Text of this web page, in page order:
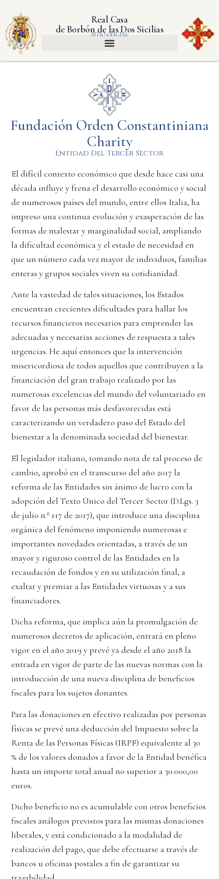
Real Casa
de Borbón de las Dos Sicilias
SITIO OFICIAL
Fundación Orden Constantiniana
Charity
Entidad Del Tercer Sector
El difícil contexto económico que desde hace casi una
década influye y frena el desarrollo económico y social
de numerosos países del mundo, entre ellos Italia, ha
impreso una continua evolución y exasperación de las
formas de malestar y marginalidad social, ampliando
la dificultad económica y el estado de necesidad en
que un número cada vez mayor de individuos, familias
enteras y grupos sociales viven su cotidianidad.
Ante la vastedad de tales situaciones, los Estados
encuentran crecientes dificultades para hallar los
recursos financieros necesarios para emprender las
adecuadas y necesarias acciones de respuesta a tales
urgencias. He aquí entonces que la intervención
misericordiosa de todos aquellos que contribuyen a la
financiación del gran trabajo realizado por las
numerosas excelencias del mundo del voluntariado en
favor de las personas más desfavorecidas está
caracterizando un verdadero paso del Estado del
bienestar a la denominada sociedad del bienestar.
El legislador italiano, tomando nota de tal proceso de
cambio, aprobó en el transcurso del año 2017 la
reforma de las Entidades sin ánimo de lucro con la
adopción del Texto Único del Tercer Sector (D.Lgs. 3
de julio n.º 117 de 2017), que introduce una disciplina
orgánica del fenómeno imponiendo numerosas e
importantes novedades orientadas, a través de un
mayor y riguroso control de las Entidades en la
recaudación de fondos y en su utilización final, a
exaltar y premiar a las Entidades virtuosas y a sus
financiadores.
Dicha reforma, que implica aún la promulgación de
numerosos decretos de aplicación, entrará en pleno
vigor en el año 2019 y prevé ya desde el año 2018 la
entrada en vigor de parte de las nuevas normas con la
introducción de una nueva disciplina de beneficios
fiscales para los sujetos donantes.
Para las donaciones en efectivo realizadas por personas
físicas se prevé una deducción del Impuesto sobre la
Renta de las Personas Físicas (IRPF) equivalente al 30
% de los valores donados a favor de la Entidad benéfica
hasta un importe total anual no superior a 30.000,00
euros.
Dicho beneficio no es acumulable con otros beneficios
fiscales análogos previstos para las mismas donaciones
liberales, y está condicionado a la modalidad de
realización del pago, que debe efectuarse a través de
bancos u oficinas postales a fin de garantizar su